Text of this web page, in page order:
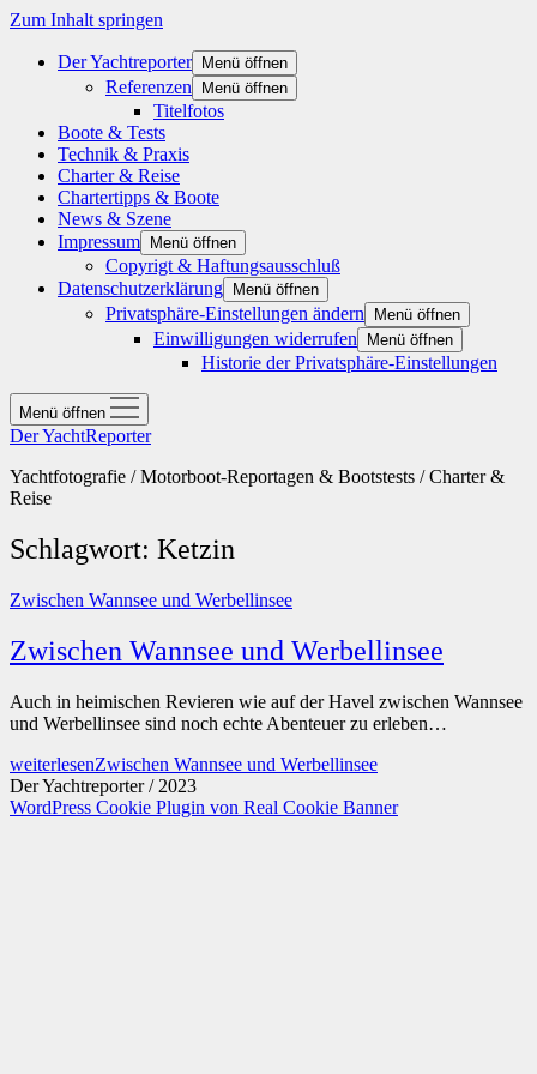
Zum Inhalt springen
Der Yachtreporter Menü öffnen
Referenzen Menü öffnen
Titelfotos
Boote & Tests
Technik & Praxis
Charter & Reise
Chartertipps & Boote
News & Szene
Impressum
Menü öffnen
Copyrigt & Haftungsausschluß
Datenschutzerklärung
Menü öffnen
Privatsphäre-Einstellungen ändern Menü öffnen
Einwilligungen widerrufen Menü öffnen
Historie der Privatsphäre-Einstellungen
Menü öffnen
Der YachtReporter
Yachtfotografie / Motorboot-Reportagen & Bootstests / Charter &
Reise
Schlagwort: Ketzin
Zwischen Wannsee und Werbellinsee
Zwischen Wannsee und Werbellinsee
Auch in heimischen Revieren wie auf der Havel zwischen Wannsee
und Werbellinsee sind noch echte Abenteuer zu erleben…
weiterlesenZwischen Wannsee und Werbellinsee
Der Yachtreporter / 2023
WordPress Cookie Plugin von Real Cookie Banner